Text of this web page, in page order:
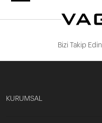
Bizi Takip Edin
KURUMSAL